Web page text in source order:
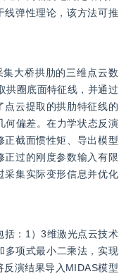
线弹性理论，该方法可推
大桥拱肋的三维点云数
拱圈底面特征线，并通过
点云提取的拱肋特征线的
何偏差。在力学状态反演
正截面惯性矩、导出模型
正过的刚度参数输入有限
采集实际变形信息并优化
括：1）3维激光点云技术
多项式最小二乘法，实现
演结果导入MIDAS模型